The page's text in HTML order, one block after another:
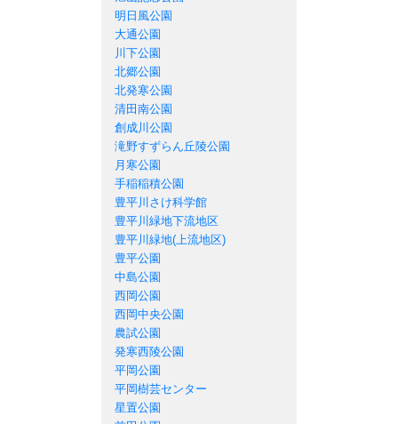
明日風公園
大通公園
川下公園
北郷公園
北発寒公園
清田南公園
創成川公園
滝野すずらん丘陵公園
月寒公園
手稲稲積公園
豊平川さけ科学館
豊平川緑地下流地区
豊平川緑地(上流地区)
豊平公園
中島公園
西岡公園
西岡中央公園
農試公園
発寒西陵公園
平岡公園
平岡樹芸センター
星置公園